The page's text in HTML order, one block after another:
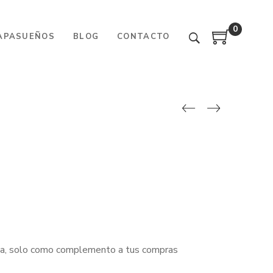
BLOG CONTACTO
0
solo como complemento a tus compras